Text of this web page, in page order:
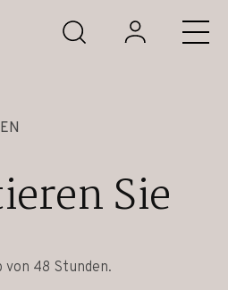
Sie
48 Stunden.